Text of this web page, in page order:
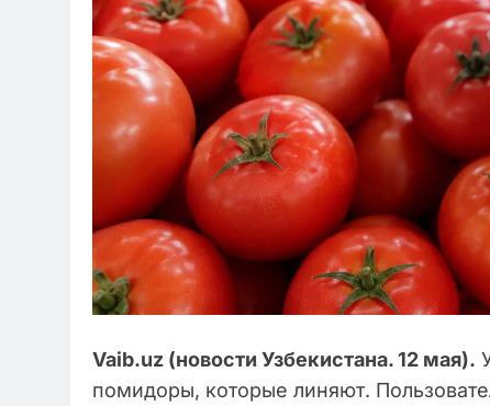
Vaib.uz (новости Узбекистана. 12 мая).
помидоры, которые линяют.